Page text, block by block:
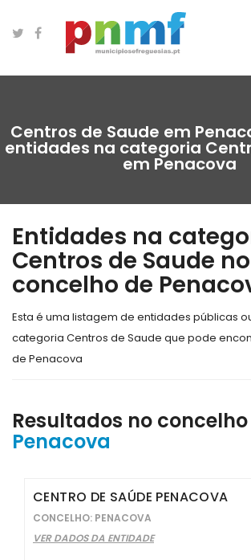
Centros de Saude em
entidades na categoria
em Penacova
Entidades na
Centros de Saude no
concelho de
Esta é uma listagem de entidades públicas
categoria Centros de Saude que pode
de Penacova
Resultados no
Penacova
CENTRO DE SAÚDE PENACOVA
CONCELHO: PENACOVA
VER DADOS DA ENTIDADE